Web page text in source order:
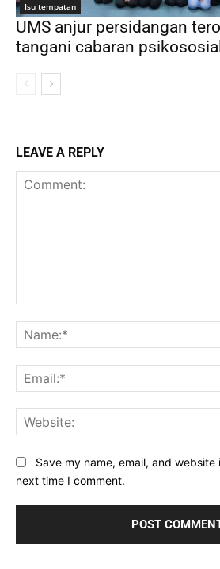
Isu tempatan
UMS anjur persidangan
tangani cabaran psikososial
LEAVE A REPLY
Save my name, email, and
next time I comment.